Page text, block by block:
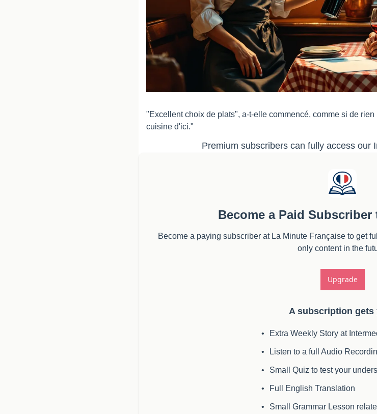
"Excellent choix de plats", a-t-elle commencé, comme si de
cuisine d'ici."
Premium subscribers can fully access our
Become a Paid Subscriber
Become a paying subscriber at La Minute Française to get
only content in the
Upgrade
A subscription gets
Extra Weekly Story at
Listen to a full Audio
Small Quiz to test your
Full English Translation
Small Grammar Lesson